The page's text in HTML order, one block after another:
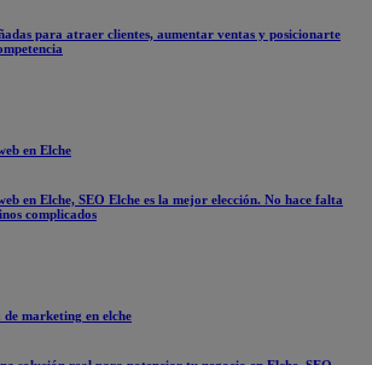
para atraer clientes, aumentar ventas y posicionarte
en Elche
en Elche, SEO Elche es la mejor elección. No hace falta
complicados
marketing en elche